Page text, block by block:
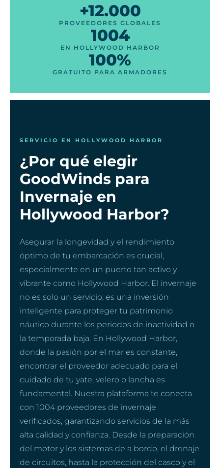
+12.000
PROVEEDORES GLOBALES
1004
EN HOLLYWOOD HARBOR
100%
GRATUITO PARA ARMADORES
SERVICIO EN HOLLYWOOD HARBOR
¿Por qué elegir
GoodWinds para
Invernaje en
Hollywood Harbor?
Asegurar la longevidad y el rendimiento
óptimo de tu embarcación es crucial,
especialmente en un puerto tan activo y
vibrante como Hollywood Harbor. El invernaje
no es solo un servicio; es una inversión
inteligente para proteger tu patrimonio
náutico durante los periodos de inactividad o
la temporada baja. En Hollywood Harbor,
donde la pasión por el mar es constante,
encontrar el proveedor adecuado para el
cuidado de tu yate, velero o lancha es
fundamental. Nuestra plataforma te conecta
con 1004 proveedores de invernaje
verificados, garantizando servicios de la más
alta calidad y confianza. Desde la preparación
del motor y los sistemas de a bordo, el drenaje
de circuitos, hasta la protección del casco y el